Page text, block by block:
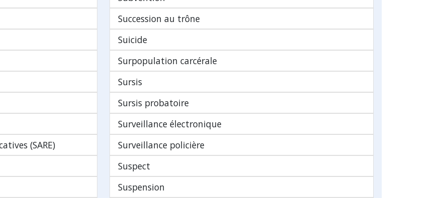
(SARE)
Succession au trône
Suicide
Surpopulation carcérale
Sursis
Sursis probatoire
Surveillance électronique
Surveillance policière
Suspect
Suspension